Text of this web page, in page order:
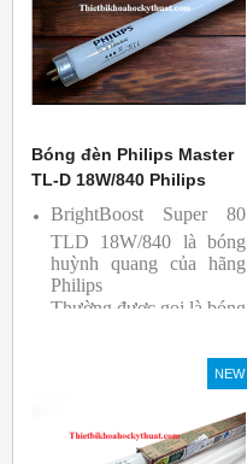
Bóng đèn Philips Master
TL-D 18W/840 Philips
BrightBoost Super 80
TLD 18W/840 là bóng
huỳnh quang của hãng
Philips
Thường được gọi là bóng
Bóng có độ hoàn màu
NEW